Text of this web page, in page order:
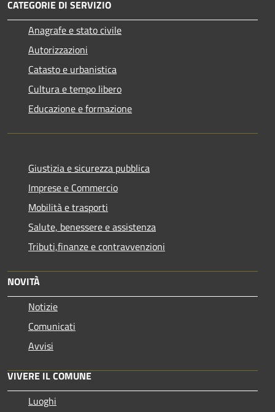
CATEGORIE DI SERVIZIO
Anagrafe e stato civile
Autorizzazioni
Catasto e urbanistica
Cultura e tempo libero
Educazione e formazione
Giustizia e sicurezza pubblica
Imprese e Commercio
Mobilità e trasporti
Salute, benessere e assistenza
Tributi,finanze e contravvenzioni
NOVITÀ
Notizie
Comunicati
Avvisi
VIVERE IL COMUNE
Luoghi